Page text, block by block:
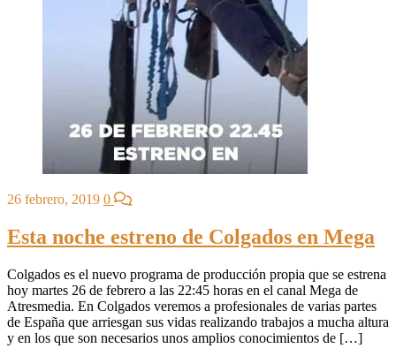
26 febrero, 2019 0
Esta noche estreno de Colgados en Mega
Colgados es el nuevo programa de producción propia que se estrena
hoy martes 26 de febrero a las 22:45 horas en el canal Mega de
Atresmedia. En Colgados veremos a profesionales de varias partes
de España que arriesgan sus vidas realizando trabajos a mucha altura
y en los que son necesarios unos amplios conocimientos de […]